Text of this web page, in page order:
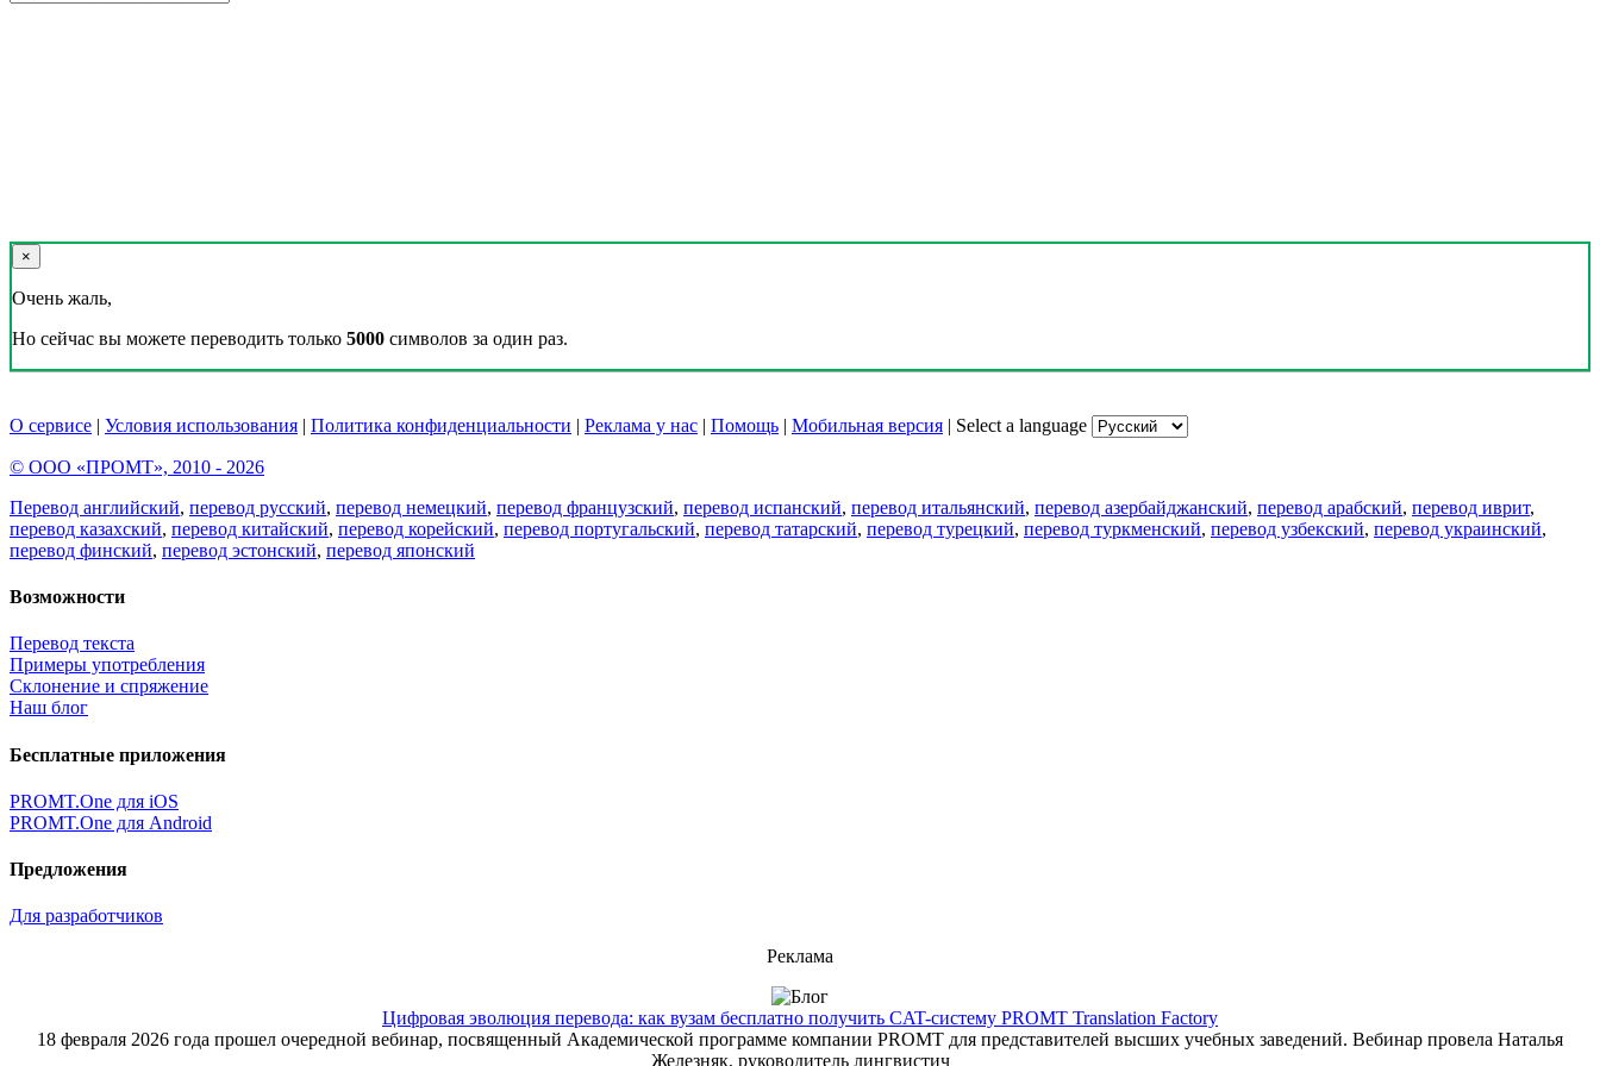
×
Очень жаль,
Но сейчас вы можете переводить только 5000 символов за один раз.
О сервисе | Условия использования | Политика конфиденциальности | Реклама у нас | Помощь | Мобильная версия | Select a language
© ООО «ПРОМТ», 2010 - 2026
Перевод английский, перевод русский, перевод немецкий, перевод французский, перевод испанский, перевод итальянский, перевод азербайджанский, перевод арабский, перевод иврит,
перевод казахский, перевод китайский, перевод корейский, перевод португальский, перевод татарский, перевод турецкий, перевод туркменский, перевод узбекский, перевод украинский,
перевод финский, перевод эстонский, перевод японский
Возможности
Перевод текста
Примеры употребления
Склонение и спряжение
Наш блог
Бесплатные приложения
PROMT.One для iOS
PROMT.One для Android
Предложения
Для разработчиков
Реклама
Цифровая эволюция перевода: как вузам бесплатно получить CAT-систему PROMT Translation Factory
18 февраля 2026 года прошел очередной вебинар, посвященный Академической программе компании PROMT для представителей высших учебных заведений. Вебинар провела Наталья
Железняк, руководитель лингвистич